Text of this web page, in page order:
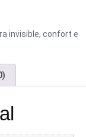
invisible, confort e